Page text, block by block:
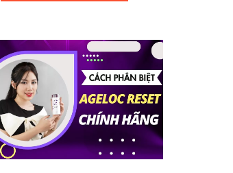
bảo chất lượng. Xem chi tiết ở
bên dưới!